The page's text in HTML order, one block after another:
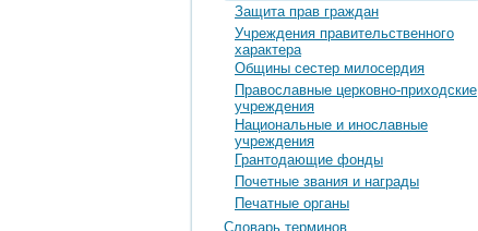
Защита прав граждан
Учреждения правительственного
характера
Общины сестер милосердия
Православные церковно-приходские
учреждения
Национальные и инославные
учреждения
Грантодающие фонды
Почетные звания и награды
Печатные органы
Словарь терминов